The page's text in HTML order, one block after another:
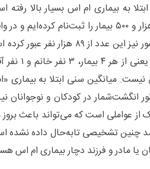
به بیماری ام اس بسیار بالا رفته
حال حاضر ما در تهران چیزی حدود ۲۶ هزار و ۵۰۰ بیمار را ثبت‌نام
تعداد عضو انجمن هستند و در سراسر کشور نیز این عدد از ۸۹
این تعداد عموما ۷۵ درصد
میانگین سنی ابتلا به بیماری
ما به‌طور انگشت‌شمار در کودکان و نوجوانان
عواملی است که می‌تواند باعث بروز
چنین تشخیصی تابه‌حال داده نشده
یا مادر و فرزند دچار بیماری ام اس